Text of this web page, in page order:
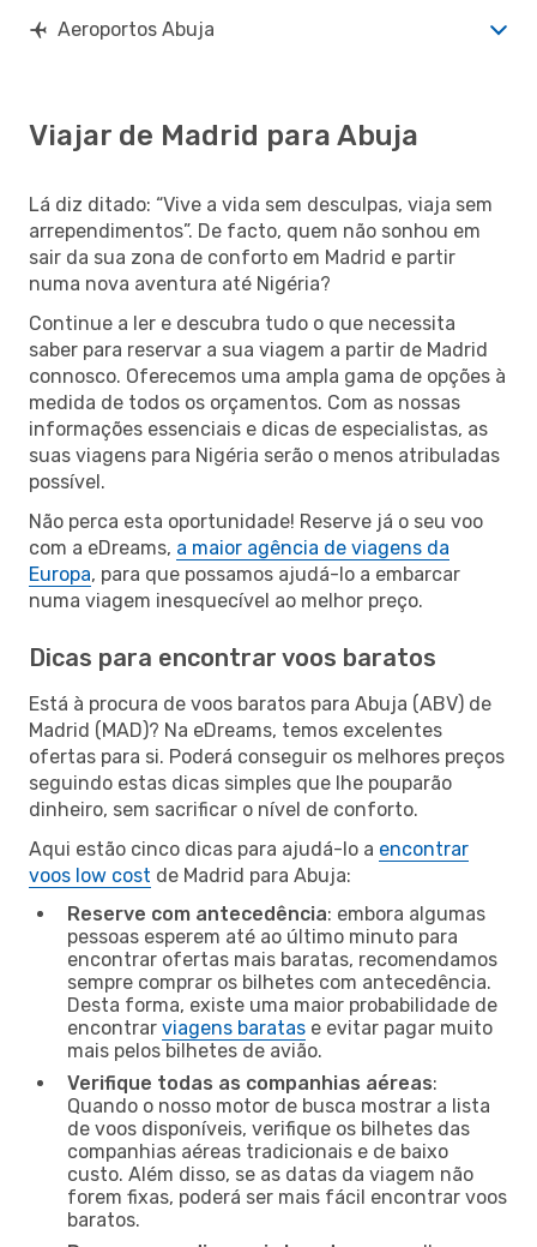
Aeroportos Abuja
Viajar de Madrid para Abuja
Lá diz ditado: “Vive a vida sem desculpas, viaja sem
arrependimentos”. De facto, quem não sonhou em
sair da sua zona de conforto em Madrid e partir
numa nova aventura até Nigéria?
Continue a ler e descubra tudo o que necessita
saber para reservar a sua viagem a partir de Madrid
connosco. Oferecemos uma ampla gama de opções à
medida de todos os orçamentos. Com as nossas
informações essenciais e dicas de especialistas, as
suas viagens para Nigéria serão o menos atribuladas
possível.
Não perca esta oportunidade! Reserve já o seu voo
com a eDreams, a maior agência de viagens da
Europa, para que possamos ajudá-lo a embarcar
numa viagem inesquecível ao melhor preço.
Dicas para encontrar voos baratos
Está à procura de voos baratos para Abuja (ABV) de
Madrid (MAD)? Na eDreams, temos excelentes
ofertas para si. Poderá conseguir os melhores preços
seguindo estas dicas simples que lhe pouparão
dinheiro, sem sacrificar o nível de conforto.
Aqui estão cinco dicas para ajudá-lo a encontrar
voos low cost de Madrid para Abuja:
Reserve com antecedência: embora algumas
pessoas esperem até ao último minuto para
encontrar ofertas mais baratas, recomendamos
sempre comprar os bilhetes com antecedência.
Desta forma, existe uma maior probabilidade de
encontrar viagens baratas e evitar pagar muito
mais pelos bilhetes de avião.
Verifique todas as companhias aéreas:
Quando o nosso motor de busca mostrar a lista
de voos disponíveis, verifique os bilhetes das
companhias aéreas tradicionais e de baixo
custo. Além disso, se as datas da viagem não
forem fixas, poderá ser mais fácil encontrar voos
baratos.